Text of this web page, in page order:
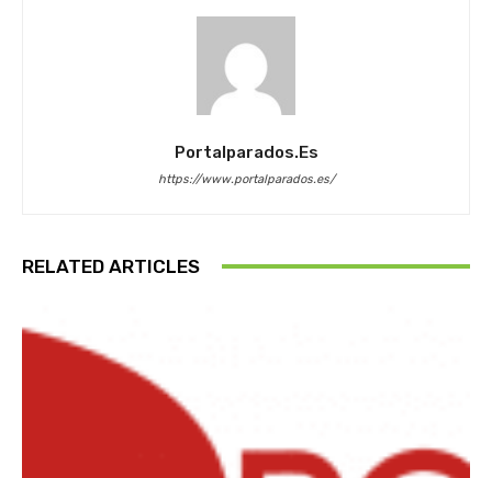
Portalparados.es
https://www.portalparados.es/
RELATED ARTICLES